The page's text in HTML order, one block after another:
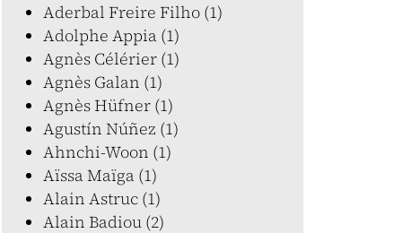
Aderbal Freire Filho (1)
Adolphe Appia (1)
Agnès Célérier (1)
Agnès Galan (1)
Agnès Hüfner (1)
Agustín Núñez (1)
Ahnchi-Woon (1)
Aïssa Maïga (1)
Alain Astruc (1)
Alain Badiou (2)